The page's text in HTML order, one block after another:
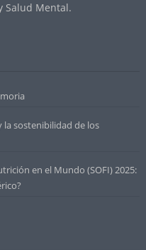
Salud Mental.
la sostenibilidad de los
en el Mundo (SOFI) 2025: